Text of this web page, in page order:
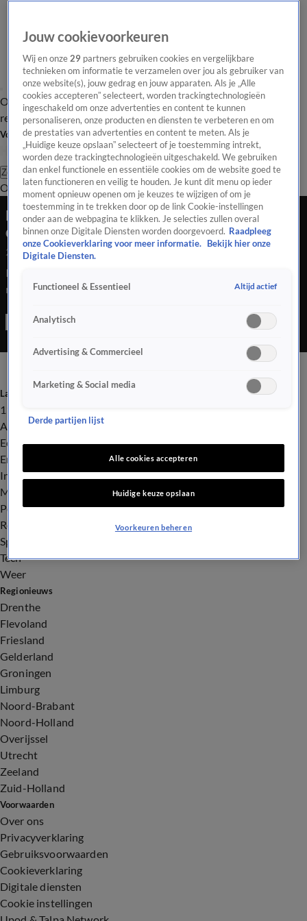
Overzicht Laatste nieuws Regionieuws Het beste van Hart
Tip de
redactie
Volg Hart van Nederland
Zoeken
OverzichtRegioUitzendingenWeerTip de redactiePanelVideo's
Loods bandenverwerker Nederweert verwoest
door brand
25 juli 2020, 02:38
In Nederweert is een loods afgebrand bij een
rubberrecyclingbedrijf.
Laatste nieuws
112
Advies & Tips
Economie
Entertainment
Infrastructuur
Milieu en Gezondheid
Politiek
Royalty
Sport
Tech
Weer
Regionieuws
Drenthe
Flevoland
Friesland
Gelderland
Groningen
Limburg
Noord-Brabant
Noord-Holland
Overijssel
Utrecht
Zeeland
Zuid-Holland
Voorwaarden
Over ons
Privacyverklaring
Gebruiksvoorwaarden
Cookieverklaring
Digitale diensten
Cookie instellingen
Jouw cookievoorkeuren
Wij en onze29 partners gebruiken cookies en vergelijkbare
technieken om informatie te verzamelen over jou als gebruiker van
onze website(s), jouw gedrag en jouw apparaten. Als je „Alle
cookies accepteren” selecteert, worden trackingtechnologieën
ingeschakeld om onze advertenties en content te kunnen
personaliseren, onze producten en diensten te verbeteren en om
de prestaties van advertenties en content te meten. Als je
„Huidige keuze opslaan” selecteert of je toestemming intrekt,
worden deze trackingtechnologieën uitgeschakeld. We gebruiken
dan enkel functionele en essentiële cookies om de website goed te
laten functioneren en veilig te houden. Je kunt dit menu op ieder
moment opnieuw openen om je keuzes te wijzigen of om je
toestemming in te trekken door op de link Cookie-instellingen
onder aan de webpagina te klikken. Je selecties zullen overal
binnen onze Digitale Diensten worden doorgevoerd. Raadpleeg
onze Cookieverklaring voor meer informatie.
Bekijk hier onze
Digitale Diensten.
Functioneel & Essentieel Altijd actief
Analytisch
Advertising & Commercieel
Marketing & Social media
Derde partijen lijst
Alle cookies accepteren
Huidige keuze opslaan
Voorkeuren beheren